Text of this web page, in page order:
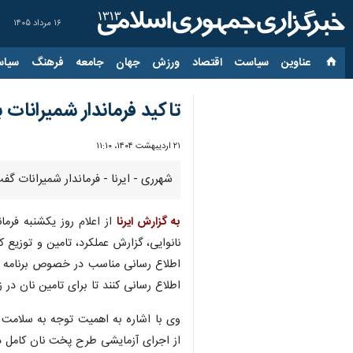
۱۶ مرداد ۱۴۰۵
عناوین‌ سیاست اقتصاد ورزش جهان جامعه فرهنگ
تاکید فرماندار
۲۱ اردیبهشت ۱۴۰۴، ۱۱:۱۰